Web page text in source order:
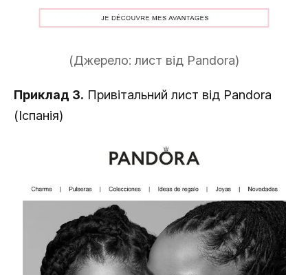
(Джерело: лист від Pandora)
Приклад 3. Привітальний лист від Pandora
(Іспанія)